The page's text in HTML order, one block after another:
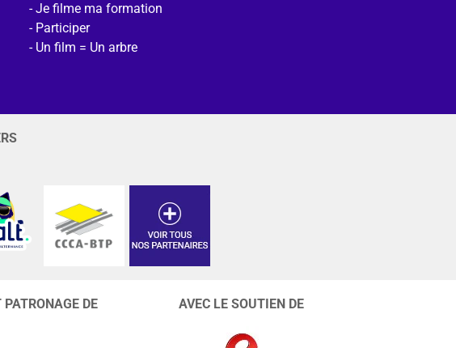
Je filme ma formation
Participer
Un film = Un arbre
DE AVEC LE SOUTIEN DE